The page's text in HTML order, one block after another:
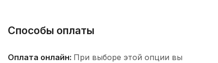
Способы оплаты
Оплата онлайн: При выборе этой опции вы